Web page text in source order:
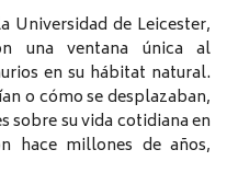
Universidad de Leicester,
una ventana única al
en su hábitat natural.
o cómo se desplazaban,
sobre su vida cotidiana en
hace millones de años,